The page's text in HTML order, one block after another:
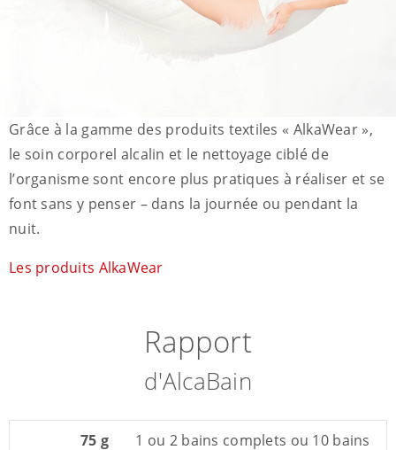
Grâce à la gamme des produits textiles « AlkaWear »,
le soin corporel alcalin et le nettoyage ciblé de
l’organisme sont encore plus pratiques à réaliser et se
font sans y penser – dans la journée ou pendant la
nuit.
Les produits AlkaWear
Rapport
d'AlcaBain
75 g
1 ou 2 bains complets ou 10 bains